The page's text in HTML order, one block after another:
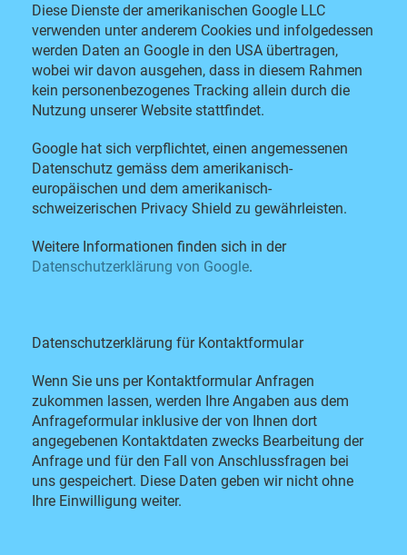
Diese Dienste der amerikanischen Google LLC
verwenden unter anderem Cookies und infolgedessen
werden Daten an Google in den USA übertragen,
wobei wir davon ausgehen, dass in diesem Rahmen
kein personenbezogenes Tracking allein durch die
Nutzung unserer Website stattfindet.
Google hat sich verpflichtet, einen angemessenen
Datenschutz gemäss dem amerikanisch-
europäischen und dem amerikanisch-
schweizerischen Privacy Shield zu gewährleisten.
Weitere Informationen finden sich in der
Datenschutzerklärung von Google.
Datenschutzerklärung für Kontaktformular
Wenn Sie uns per Kontaktformular Anfragen
zukommen lassen, werden Ihre Angaben aus dem
Anfrageformular inklusive der von Ihnen dort
angegebenen Kontaktdaten zwecks Bearbeitung der
Anfrage und für den Fall von Anschlussfragen bei
uns gespeichert. Diese Daten geben wir nicht ohne
Ihre Einwilligung weiter.